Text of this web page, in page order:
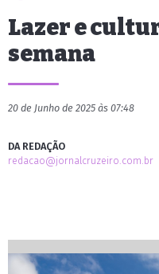
Lazer e
semana
20 de Junho de 2025 às 07:48
DA REDAÇÃO
redacao@jornalcruzeiro.com.br